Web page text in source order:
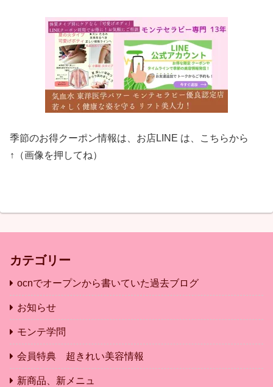
季節のお得クーポン情報は、お店LINE は、こちらから
↑（画像を押してね）
カテゴリー
ocnでオープンから書いていた過去ブログ
お知らせ
モンテ学問
会員特典 超きれい美容情報
新商品、新メニュ